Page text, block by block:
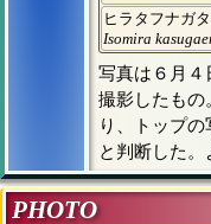
ヒラタフナガ
Isomira
写真は６月４
撮影したもの
り、トップ
と判断した。
PHOTO